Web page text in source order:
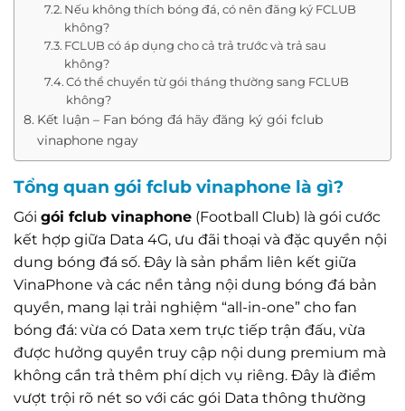
Nếu không thích bóng đá, có nên đăng ký FCLUB
không?
FCLUB có áp dụng cho cả trả trước và trả sau
không?
Có thể chuyển từ gói tháng thường sang FCLUB
không?
Kết luận – Fan bóng đá hãy đăng ký gói fclub
vinaphone ngay
Tổng quan gói fclub vinaphone là gì?
Gói gói fclub vinaphone (Football Club) là gói cước
kết hợp giữa Data 4G, ưu đãi thoại và đặc quyền nội
dung bóng đá số. Đây là sản phẩm liên kết giữa
VinaPhone và các nền tảng nội dung bóng đá bản
quyền, mang lại trải nghiệm “all-in-one” cho fan
bóng đá: vừa có Data xem trực tiếp trận đấu, vừa
được hưởng quyền truy cập nội dung premium mà
không cần trả thêm phí dịch vụ riêng. Đây là điểm
vượt trội rõ nét so với các gói Data thông thường